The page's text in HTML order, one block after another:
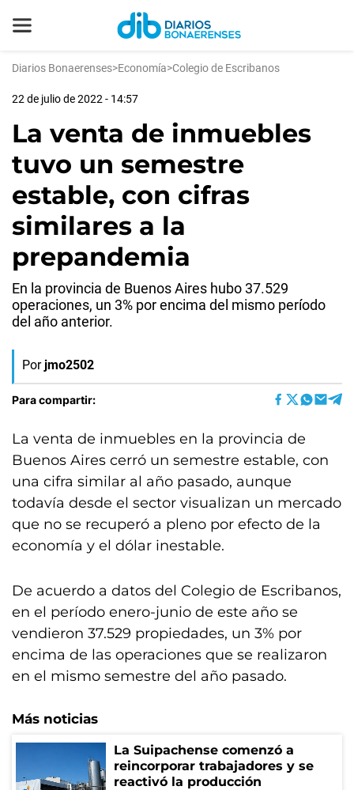
Diarios Bonaerenses>Economía>Colegio de Escribanos
22 de julio de 2022 - 14:57
La venta de inmuebles
tuvo un semestre
estable, con cifras
similares a la
prepandemia
En la provincia de Buenos Aires hubo 37.529
operaciones, un 3% por encima del mismo período
del año anterior.
Por jmo2502
Para compartir:
La venta de inmuebles en la provincia de
Buenos Aires cerró un semestre estable, con
una cifra similar al año pasado, aunque
todavía desde el sector visualizan un mercado
que no se recuperó a pleno por efecto de la
economía y el dólar inestable.
De acuerdo a datos del Colegio de Escribanos,
en el período enero-junio de este año se
vendieron 37.529 propiedades, un 3% por
encima de las operaciones que se realizaron
en el mismo semestre del año pasado.
Más noticias
La Suipachense comenzó a
reincorporar trabajadores y se
reactivó la producción